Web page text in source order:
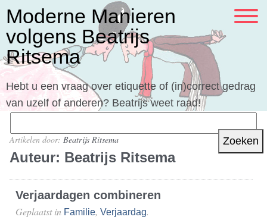
Moderne Manieren
volgens Beatrijs
Ritsema
Hebt u een vraag over etiquette of (in)correct gedrag
van uzelf of anderen? Beatrijs weet raad!
naar:
Artikelen door: Beatrijs Ritsema
Auteur: Beatrijs Ritsema
Verjaardagen combineren
Geplaatst in Familie, Verjaardag.